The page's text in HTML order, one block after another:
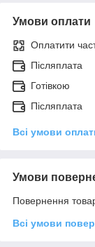
Умови оплати
Оплатити
Післяплата
Готівкою
Післяплата
Всі умови
Умови
Повернення
Всі умови